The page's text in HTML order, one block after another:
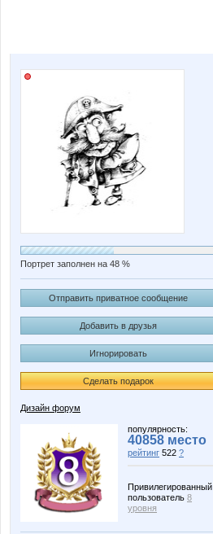
Портрет заполнен на 48 %
Отправить приватное сообщение
Добавить в друзья
Игнорировать
Сделать подарок
Дизайн форум
популярность:
40858 место
рейтинг 522 ?
Привилегированный
пользователь 8
уровня